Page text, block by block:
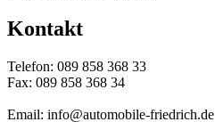
Kontakt
Telefon: 089 858 368 33
Fax: 089 858 368 34
Email: info@automobile-friedrich.de